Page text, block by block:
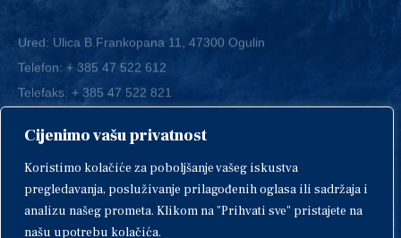
Cijenimo vašu privatnost
Koristimo kolačiće za poboljšanje vašeg iskustva
pregledavanja, posluživanje prilagođenih oglasa ili sadržaja i
analizu našeg prometa. Klikom na "Prihvati sve" pristajete na
našu upotrebu kolačića.
Ured: Ulica B.Frankopana 11, 47300 Ogulin
Telefon:+ 385 47 522 612
Telefaks:+ 385 47 522 821
E-mail:grad-ogulin@ogulin.hr
IBAN: HR1424020061829700009